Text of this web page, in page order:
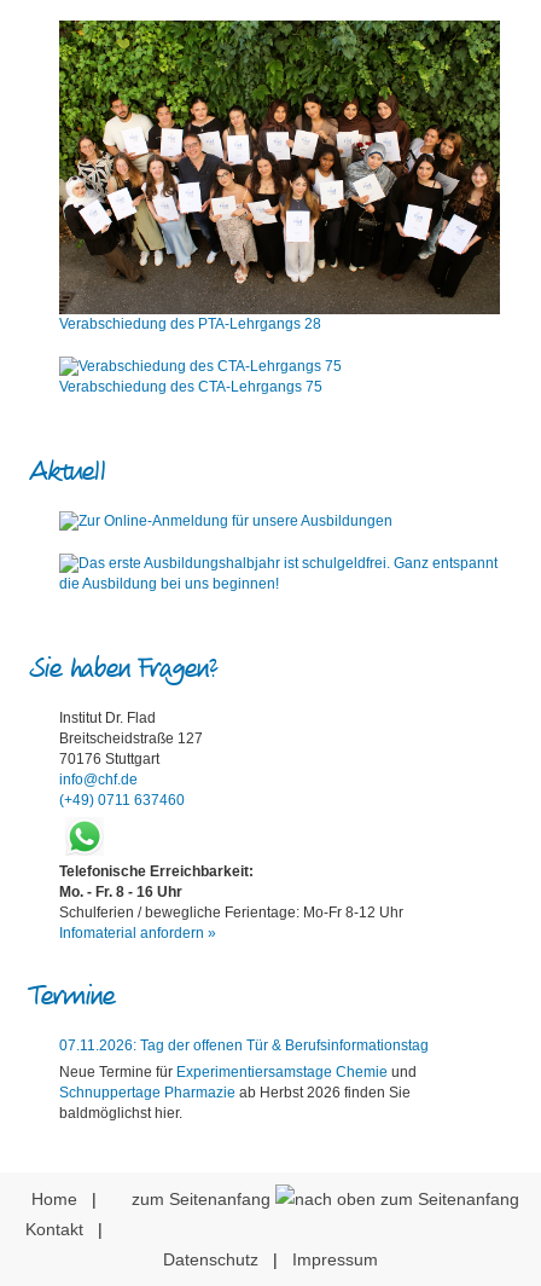
Verabschiedung des PTA-Lehrgangs 28
Verabschiedung des CTA-Lehrgangs 75
Aktuell
Sie haben Fragen?
Institut Dr. Flad
Breitscheidstraße 127
70176 Stuttgart
info@chf.de
(+49) 0711 637460
Telefonische Erreichbarkeit:
Mo. - Fr. 8 - 16 Uhr
Schulferien / bewegliche Ferientage: Mo-Fr 8-12 Uhr
Infomaterial anfordern »
Termine
07.11.2026: Tag der offenen Tür & Berufsinformationstag
Neue Termine für Experimentiersamstage Chemie und
Schnuppertage Pharmazie ab Herbst 2026 finden Sie
baldmöglichst hier.
zum Seitenanfang
Home
|
Kontakt
|
Datenschutz
| Impressum